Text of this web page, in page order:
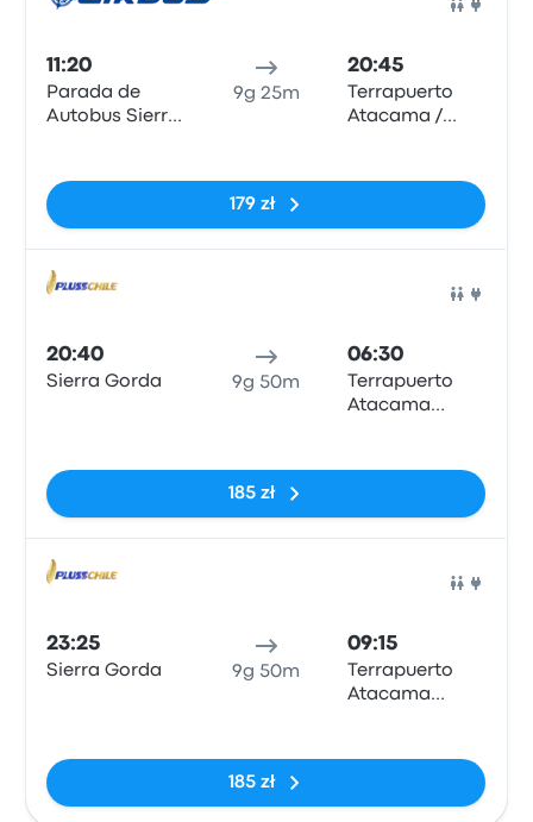
11:20
Parada de
Autobus Sierra
9g 25m
20:45
Terrapuerto
Atacama /
179 zł
20:40
Sierra Gorda 9g 50m
06:30
Terrapuerto
Atacama
185 zł
23:25
Sierra Gorda 9g 50m
09:15
Terrapuerto
Atacama
185 zł